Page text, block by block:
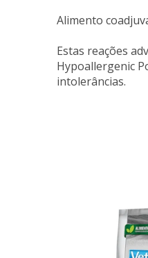
Alimento
Estas reações
Hypoallergenic
intolerâncias.